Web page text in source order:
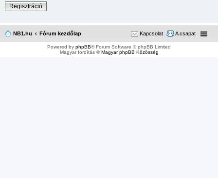
Regisztráció
NB1.hu Fórum kezdőlap A csapat
Kapcsolat
Powered by phpBB® Forum Software © phpBB Limited
Magyar fordítás ©Magyar phpBB Közösség